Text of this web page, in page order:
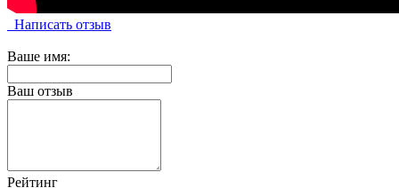
Написать отзыв
Ваше имя:
Ваш отзыв
Рейтинг